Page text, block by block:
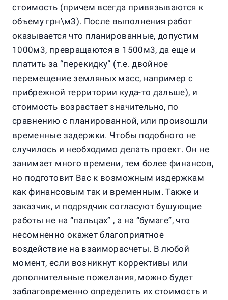
стоимость (причем всегда привязываются к
объему грн\м3). После выполнения работ
оказывается что планированные, допустим
1000м3, превращаются в 1500м3, да еще и
платить за “перекидку” (т.е. двойное
перемещение земляных масс, например с
прибрежной территории куда-то дальше), и
стоимость возрастает значительно, по
сравнению с планированной, или произошли
временные задержки. Чтобы подобного не
случилось и необходимо делать проект. Он не
занимает много времени, тем более финансов,
но подготовит Вас к возможным издержкам
как финансовым так и временным. Также и
заказчик, и подрядчик согласуют бушующие
работы не на “пальцах” , а на “бумаге”, что
несомненно окажет благоприятное
воздействие на взаиморасчеты. В любой
момент, если возникнут коррективы или
дополнительные пожелания, можно будет
заблаговременно определить их стоимость и